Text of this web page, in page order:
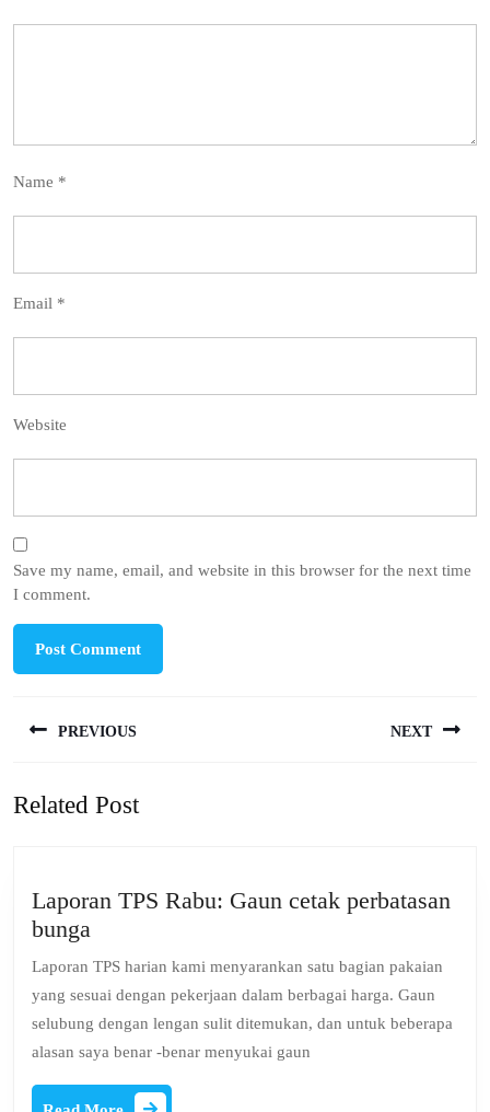
Name *
Email *
Website
Save my name, email, and website in this browser for the next time
I comment.
navigation
PREVIOUS
post:
NEXT
Related Post
Laporan TPS Rabu: Gaun cetak perbatasan
bunga
TPS
Rabu:
Gaun
cetak
perbatasan
bunga
Laporan TPS harian kami menyarankan satu bagian pakaian
yang sesuai dengan pekerjaan dalam berbagai harga. Gaun
selubung dengan lengan sulit ditemukan, dan untuk beberapa
alasan saya benar -benar menyukai gaun